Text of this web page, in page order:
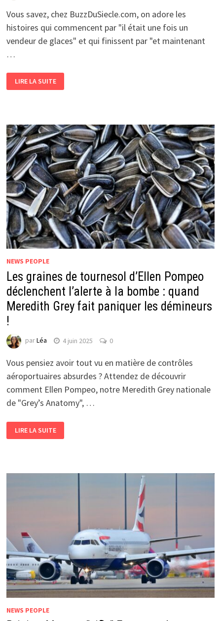
Vous savez, chez BuzzDuSiecle.com, on adore les
histoires qui commencent par "il était une fois un
vendeur de glaces" et qui finissent par "et maintenant
…
LIRE LA SUITE
NEWS PEOPLE
Les graines de tournesol d’Ellen Pompeo
déclenchent l’alerte à la bombe : quand
Meredith Grey fait paniquer les démineurs
!
parLéa 4 juin 2025 0
Vous pensiez avoir tout vu en matière de contrôles
aéroportuaires absurdes ? Attendez de découvrir
comment Ellen Pompeo, notre Meredith Grey nationale
de "Grey’s Anatomy", …
LIRE LA SUITE
NEWS PEOPLE